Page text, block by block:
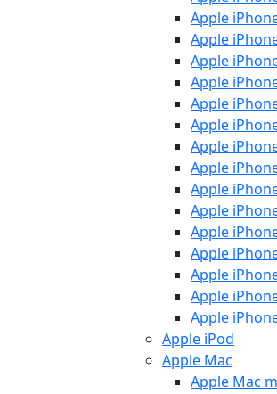
Apple
Apple
Apple
Apple
Apple
Apple
Apple
Apple
Apple
Apple
Apple
Apple
Apple
Apple
Apple
Apple iPod
Apple Mac
Apple Mac